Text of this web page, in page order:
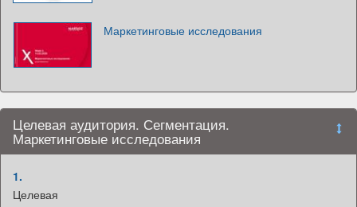
Маркетинговые исследования
Целевая аудитория. Сегментация.
Маркетинговые исследования
1.
Целевая